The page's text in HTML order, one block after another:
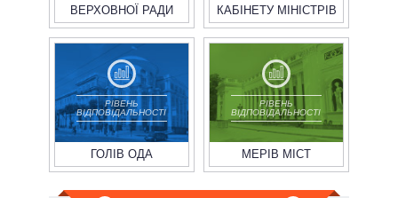
ВЕРХОВНОЇ РАДИ КАБІНЕТУ МІНІСТРІВ
РІВЕНЬ
ВІДПОВІДАЛЬНОСТІ
ГОЛІВ ОДА
РІВЕНЬ
ВІДПОВІДАЛЬНОСТІ
МЕРІВ МІСТ